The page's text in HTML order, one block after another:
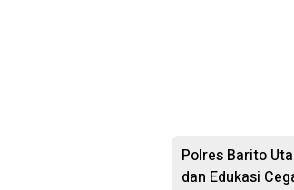
Polres Barito
dan Edukasi